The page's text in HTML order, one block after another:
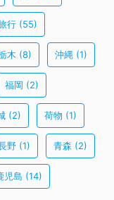
行 (55)
木 (8) 沖縄 (1)
福岡 (2)
(2) 荷物 (1)
野 (1) 青森 (2)
児島 (14)